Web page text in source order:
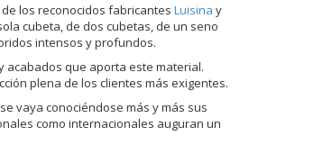
los reconocidos fabricantes Luisina y
cubeta, de dos cubetas, de un seno
intensos y profundos.
acabados que aporta este material.
plena de los clientes más exigentes.
vaya conociéndose más y más sus
como internacionales auguran un